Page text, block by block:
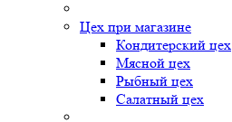
Цех при магазине
Кондитерский цех
Мясной цех
Рыбный цех
Салатный цех